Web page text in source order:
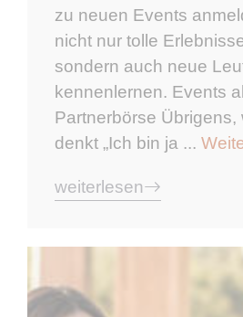
zu neuen Events
nicht nur tolle
sondern auch neue
kennenlernen. Events
Partnerbörse Übrigens,
denkt „Ich bin ja ...
weiterlesen